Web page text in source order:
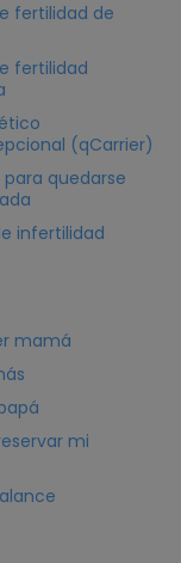
fertilidad de
fertilidad
(qCarrier)
para quedarse
infertilidad
mamá
mi